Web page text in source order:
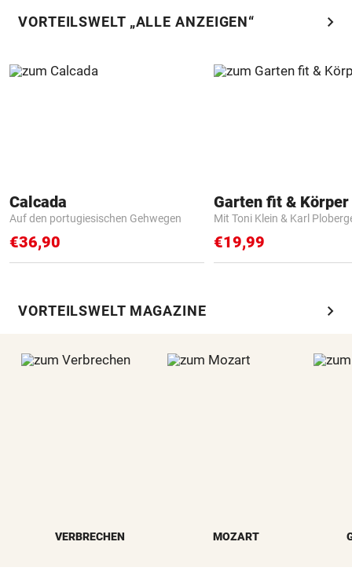
VORTEILSWELT „ALLE ANZEIGEN“ chevron_right
Calcada
Auf den portugiesischen Gehwegen
€36,90
Garten fit &
Mit Toni Klein & Karl
€19,99
VORTEILSWELT MAGAZINE chevron_right
VERBRECHEN MOZART